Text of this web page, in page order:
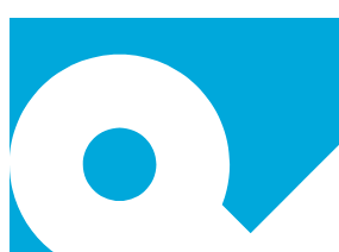
ベ
ト)
ベ
ト)